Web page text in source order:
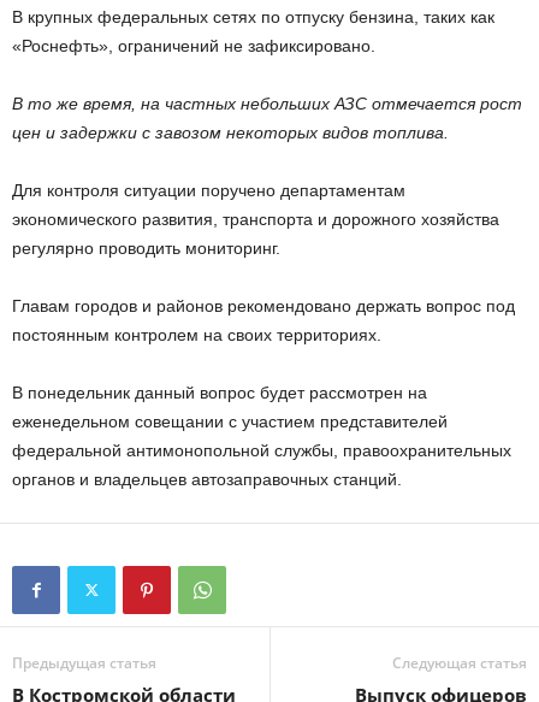
В крупных федеральных сетях по отпуску бензина, таких как
«Роснефть», ограничений не зафиксировано.
В то же время, на частных небольших АЗС отмечается рост
цен и задержки с завозом некоторых видов топлива.
Для контроля ситуации поручено департаментам
экономического развития, транспорта и дорожного хозяйства
регулярно проводить мониторинг.
Главам городов и районов рекомендовано держать вопрос под
постоянным контролем на своих территориях.
В понедельник данный вопрос будет рассмотрен на
еженедельном совещании с участием представителей
федеральной антимонопольной службы, правоохранительных
органов и владельцев автозаправочных станций.
Предыдущая статья
В Костромской области
Следующая статья
Выпуск офицеров